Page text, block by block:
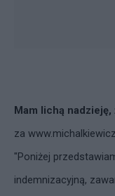
Mam lichą
za
"Poniżej
indemnizacyjną,